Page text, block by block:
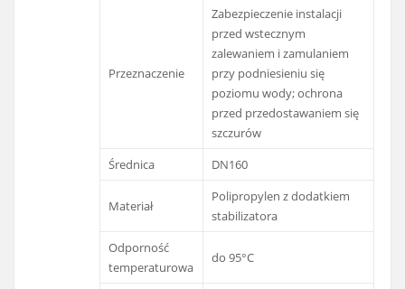
Przeznaczenie
Zabezpieczenie instalacji
przed wstecznym
zalewaniem i zamulaniem
przy podniesieniu się
poziomu wody; ochrona
przed przedostawaniem się
szczurów
Średnica
DN160
Materiał
Polipropylen z dodatkiem
stabilizatora
Odporność
temperaturowa
do 95°C